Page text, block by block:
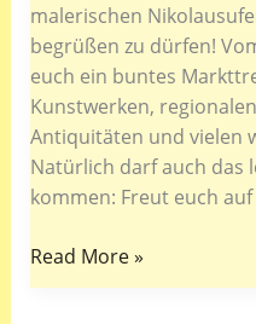
malerischen
begrüßen zu dürfen!
euch ein buntes
Kunstwerken,
Antiquitäten und vielen
Natürlich darf auch das
kommen: Freut euch
Premiere
in
Read More »